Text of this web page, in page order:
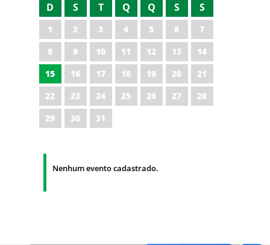
D S T Q Q S S
1 2 3 4 5 6
7
8
9 10 11 12 13
14
15
16 17 18 19 20
21
22
23 24 25 26 27
28
29
30 31
Nenhum evento cadastrado.